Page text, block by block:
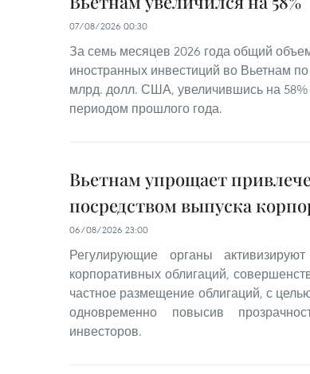
07/08/2026 00:30
За семь месяцев 2026 года общий
иностранных инвестиций во Вьетнам
млрд. долл. США, увеличившись на
периодом прошлого года.
Вьетнам упрощает
посредством выпуска
06/08/2026 23:00
Регулирующие органы
корпоративных облигаций,
частное размещение облигаций, с
одновременно повысив
инвесторов.